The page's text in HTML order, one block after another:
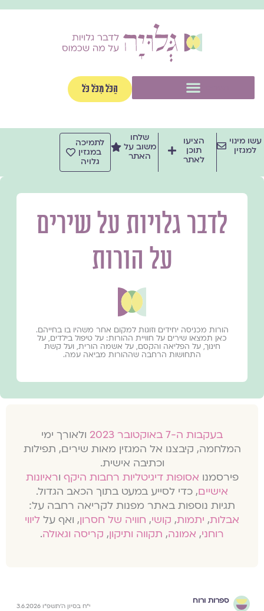
הַכֹּל מִכֹּל כֹּל
עשו מינוי
למגזין
הציעו
תוכן
לאתר
שלחו
משוב על
האתר
לתמיכה
במגזין
גלויה
לדבר גלויות על שירים
על הורות
הורות מכניסה יחידים וזוגות למקום אחר משהיו בו בחייהם.
כאן תמצאו שירים על חוויית ההורות: על טיפול בילדים, על
חינוך, על הפליאה והקסם, על אשמה הורית, ועל קשת
התחושות הרחבה שההורות מביאה עמה.
בעקבות ה-7 באוקטובר 2023
ולאורך ימי
המלחמה, קיבצנו אל המגזין מאות שירים, תפילות
וכתיבה אישית.
פירסמנו אסופות דיגיטליות רחבות היקףוראיונות
אישיים, כדי לסייע במעט בתוך הכאב הגדול.
תגיות נוספות באתר מפנות לקריאה רחבה על:
אבלות, יתמות, קושי, חוויה של חסרון, ואף על ליווי
רוחני, אמונה, תקווה ותיקון, קריסה וגאולה.
ספרות ורוח
י״ח בסיון ה׳תשפ״ו 3.6.2026